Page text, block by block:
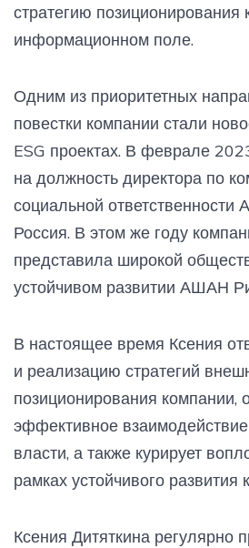
стратегию позиционирования
информационном поле.
Одним из приоритетных
повестки компании стали
ESG проектах. В феврале
на должность директора по
социальной
Россия. В этом же году
представила широкой
устойчивом развитии АШАН
В настоящее время Ксения
и реализацию стратегий
позиционирования компании,
эффективное
власти, а также курирует
рамках устойчивого развития
Ксения Дитяткина регулярно